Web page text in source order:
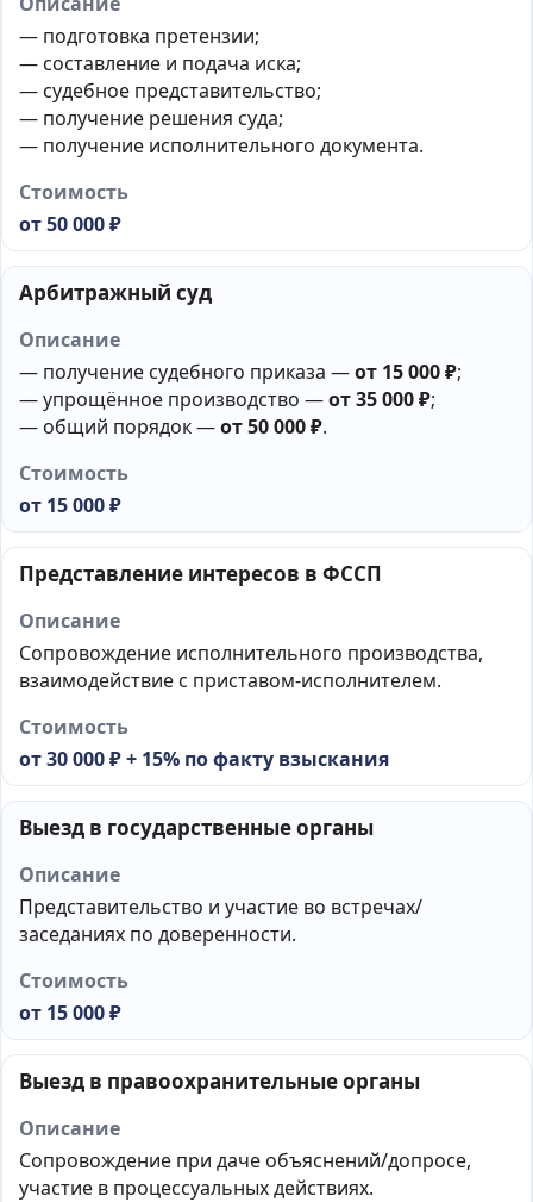
— подготовка претензии;
— составление и подача иска;
— судебное представительство;
— получение решения суда;
— получение исполнительного документа.
от 50 000 ₽
Арбитражный суд
— получение судебного приказа —от 15 000 ₽;
— упрощённое производство —от 35 000 ₽;
— общий порядок —от 50 000 ₽.
от 15 000 ₽
Представление интересов в ФССП
Сопровождение исполнительного производства,
взаимодействие с приставом-исполнителем.
от 30 000 ₽ + 15% по факту взыскания
Выезд в государственные органы
Представительство и участие во встречах/
заседаниях по доверенности.
от 15 000 ₽
Выезд в правоохранительные органы
Сопровождение при даче объяснений/допросе,
участие в процессуальных действиях.